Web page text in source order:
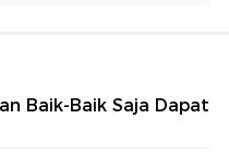
Baik-Baik Saja Dapat